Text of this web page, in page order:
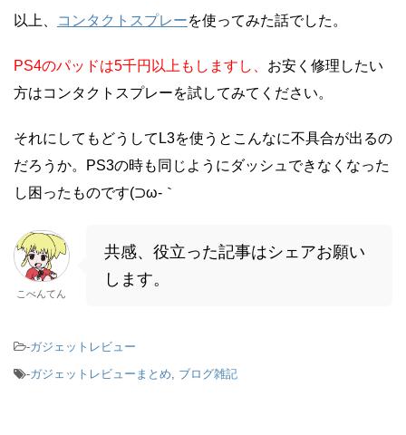
以上、 コンタクトスプレーを使ってみた話でした。
PS4のパッドは5千円以上もしますし、 お安く修理したい
方はコンタクトスプレーを試してみてください。
それにしてもどうしてL3を使うとこんなに不具合が出るの
だろうか。PS3の時も同じようにダッシュできなくなった
し困ったものです(⊃ω-｀
こべんてん
共感、役立った記事はシェアお願い
します。
-ガジェットレビュー
-ガジェットレビューまとめ ブログ雑記